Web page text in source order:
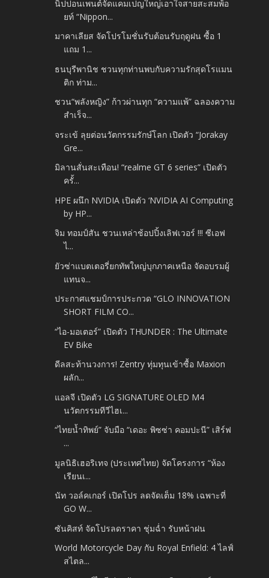
นิปปอนเพนต์จัดแคมเปญใหญ่เอาใจสายสะสมพ้อ
ยท์ “Nippon...
มาคาเลียส จัดโปรโมชั่นรับต้อนรับฤดูฝน ซื้อ 1
แถม 1...
ธนบุรีพานิช ชวนทุกท่านพบกับความรักสุดโรแมน
ติก ท่าม...
ชวน“พลังหญิง” ก้าวผ่านทุก “ความแพ้” ฉลองความ
สำเร็จ...
จระเข้ ลุยต่อนวัตกรรมรักษ์โลก เปิดตัว “Jorakay
Gre...
มิลานสั่นสะเทือน! “realme GT 6 series” เปิดตัว
ครั้...
HPE ผนึก NVIDIA เปิดตัว ‘NVIDIA AI Computing
by HP...
จิม ทอมป์สัน ชวนเหล่าช้อปปิ้งเลิฟเวอร์ !!! ซีเอฟ
ไ...
ยัวซ่าแบตเตอรี่ยกทัพใหญ่บุกภาคเหนือ จัดอบรมผู้
แทนจ...
ประกาศแชมป์การประกวด “GLO INNOVATION
SHORT FILM CO...
“ไอ-มอเตอร์” เปิดตัว THUNDER : The Ultimate
EV Bike
ดีลสะท้านวงการ! Zentry ทุ่มทุนเข้าซื้อ Maxion
ผลัก...
แอลจี เปิดตัว LG SIGNATURE OLED M4
นวัตกรรมทีวีไฮเ...
“ไทยน้ำทิพย์” จับมือ “เดอะ พิซซ่า คอมปะนี” เสิร์ฟ
...
มูลนิธิเฮอริเทจ (ประเทศไทย) จัดโครงการ “ห้อง
เรียนเ...
นัท วอล์คเกอร์ เปิดโปร ลดจัดเต็ม 18% เฉพาะที่
GO W...
ซันคิสท์ จัดโปรลดราคา ชุ่มฉ่ำ รับหน้าฝน
World Motorcycle Day กับ Royal Enfield: 4 ไลฟ์
สไตล...